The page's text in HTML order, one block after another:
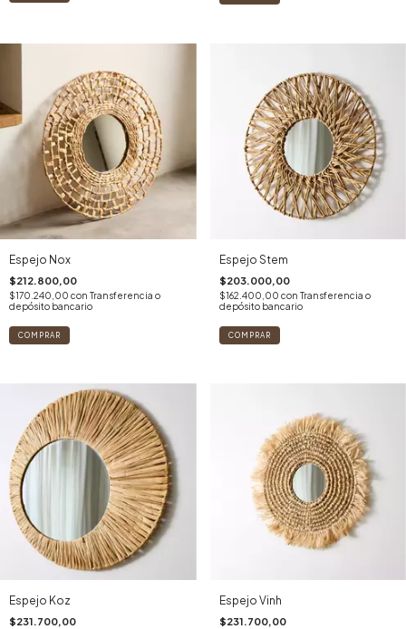
Espejo Nox
$212.800,00
$170.240,00 con Transferencia o
depósito bancario
Espejo Stem
$203.000,00
$162.400,00 con Transferencia o
depósito bancario
Espejo Koz
$231.700,00
Espejo Vinh
$231.700,00